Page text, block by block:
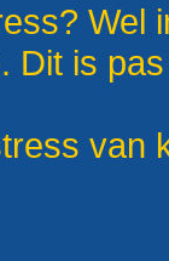
Wel
Dit is
van